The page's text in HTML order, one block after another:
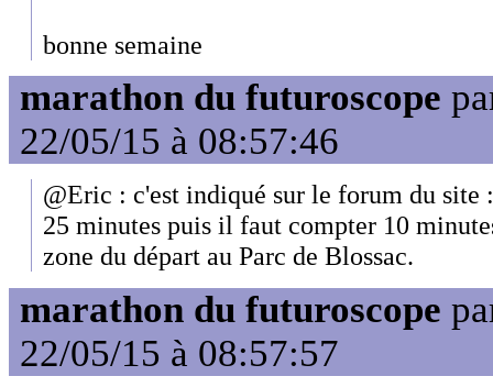
bonne semaine
marathon du futuroscope
22/05/15 à 08:57:46
@Eric : c'est indiqué sur le forum du site
25 minutes puis il faut compter 10
zone du départ au Parc de Blossac.
marathon du futuroscope
22/05/15 à 08:57:57